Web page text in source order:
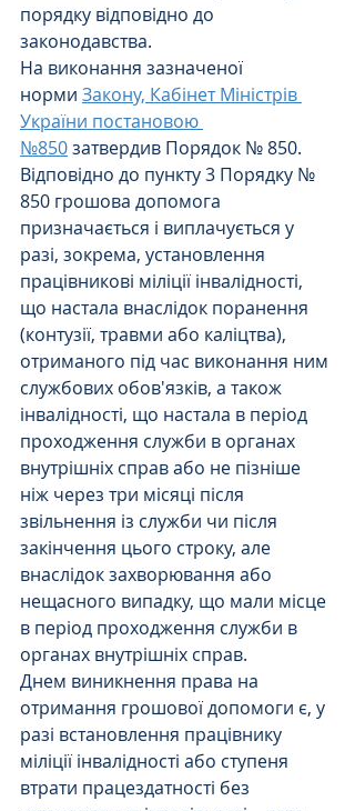
порядку відповідно до
законодавства.
На виконання зазначеної
норми Закону, Кабінет Міністрів
України постановою
№850 затвердив Порядок № 850.
Відповідно до пункту 3 Порядку №
850 грошова допомога
призначається і виплачується у
разі, зокрема, установлення
працівникові міліції інвалідності,
що настала внаслідок поранення
(контузії, травми або каліцтва),
отриманого під час виконання ним
службових обов'язків, а також
інвалідності, що настала в період
проходження служби в органах
внутрішніх справ або не пізніше
ніж через три місяці після
звільнення із служби чи після
закінчення цього строку, але
внаслідок захворювання або
нещасного випадку, що мали місце
в період проходження служби в
органах внутрішніх справ.
Днем виникнення права на
отримання грошової допомоги є, у
разі встановлення працівнику
міліції інвалідності або ступеня
втрати працездатності без